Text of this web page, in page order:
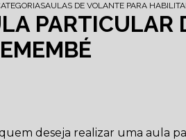
AULAS DE VOLANTE PARA
PARTICULAR
deseja realizar uma aula